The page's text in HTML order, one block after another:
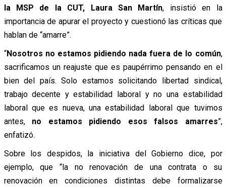
la MSP de la CUT, Laura San Martín, insistió en la
importancia de apurar el proyecto y cuestionó las críticas que
hablan de “amarre”.
“Nosotros no estamos pidiendo nada fuera de lo común,
sacrificamos un reajuste que es paupérrimo pensando en el
bien del país. Solo estamos solicitando libertad sindical,
trabajo decente y estabilidad laboral y no una estabilidad
laboral que es nueva, una estabilidad laboral que tuvimos
antes, no estamos pidiendo esos falsos amarres”,
enfatizó.
Sobre los despidos, la iniciativa del Gobierno dice, por
ejemplo, que “la no renovación de una contrata o su
renovación en condiciones distintas debe formalizarse